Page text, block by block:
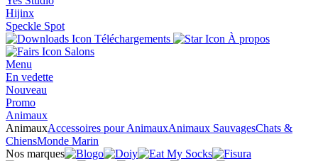
Hijinx
Speckle Spot
Téléchargements
À propos
Salons
Menu
En vedette
Nouveau
Promo
Animaux
AnimauxAccessoires pour AnimauxAnimaux SauvagesChats &
ChiensMonde Marin
Nos marques